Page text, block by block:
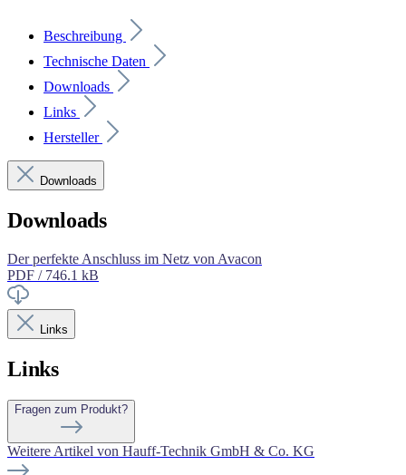
Beschreibung
Technische Daten
Downloads
Links
Hersteller
Downloads
Downloads
Der perfekte Anschluss im Netz von Avacon
PDF / 746.1 kB
Links
Links
Fragen zum Produkt?
Weitere Artikel von Hauff-Technik GmbH & Co. KG